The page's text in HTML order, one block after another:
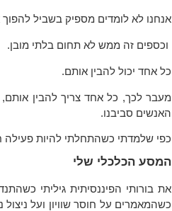
אנחנו לא לומדים מספיק בשביל להפוך
וכספים זה ממש לא תחום בלתי מובן.
כל אחד יכול להבין אותם.
מעבר לכך, כל אחד צריך להבין
האנשים סביבנו.
כפי שלמדתי כשהתחלתי להיות פעילה
המסע הכלכלי שלי
כשהמאמרים על חוסר שוויון ועל